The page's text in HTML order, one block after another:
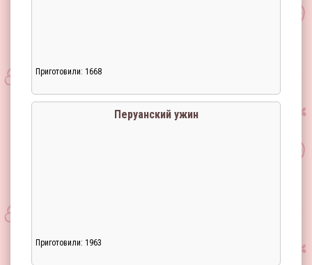
Приготовили: 1668
Перуанский ужин
Приготовили: 1963